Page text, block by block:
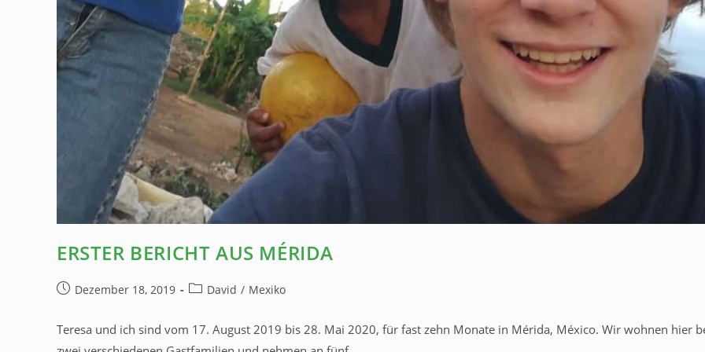
ERSTER BERICHT AUS MÉRIDA
Dezember 18, 2019 David / Mexiko
Teresa und ich sind vom 17. August 2019 bis 28. Mai 2020, für fast zehn Monate in Mérida, México. Wir wohnen hier